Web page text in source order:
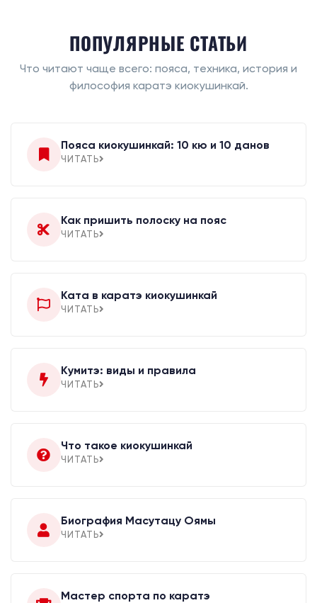
ПОПУЛЯРНЫЕ СТАТЬИ
Что читают чаще всего: пояса, техника, история и
философия каратэ киокушинкай.
Пояса киокушинкай: 10 кю и 10 данов
ЧИТАТЬ
Как пришить полоску на пояс
ЧИТАТЬ
Ката в каратэ киокушинкай
ЧИТАТЬ
Кумитэ: виды и правила
ЧИТАТЬ
Что такое киокушинкай
ЧИТАТЬ
Биография Масутацу Оямы
ЧИТАТЬ
Мастер спорта по каратэ